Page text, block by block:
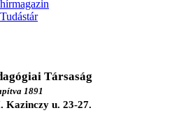
Társaság
1891
Kazinczy u. 23-27.